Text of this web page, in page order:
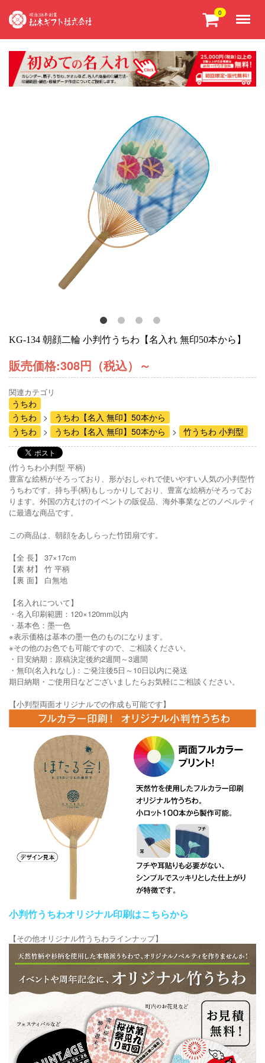
0
KG-134 朝顔二輪 小判竹うちわ【名入れ 無印50本から】
販売価格:308円（税込） ～
関連カテゴリ
うちわ
うちわ
うちわ【名入 無印】50本から
うちわ
うちわ【名入 無印】50本から 竹うちわ 小判型
(竹うちわ小判型 平柄)
豊富な絵柄がそろっており、形がおしゃれで使いやすい人気の小判型竹
うちわです。持ち手(柄)もしっかりしており、豊富な絵柄がそろってお
ります。外国の方むけのイベントの販促品、海外事業などのノベルティ
に最適な商品です。
この商品は、朝顔をあしらった竹団扇です。
【全 長】 37×17cm
【素 材】 竹 平柄
【裏 面】 白無地
【名入れについて】
・名入印刷範囲：120×120mm以内
・基本色：墨一色
※表示価格は基本の墨一色のものになります。
※その他のお色でも可能ですので、ご相談ください。
・目安納期：原稿決定後約2週間～3週間
・無印(名入れなし)：ご発注後5日～10日以内に発送
期日納期・ご使用日などございましたらお気軽にご相談ください。
【小判型両面オリジナルでの作成も可能です】
小判竹うちわオリジナル印刷はこちらから
【その他オリジナル竹うちわラインナップ】